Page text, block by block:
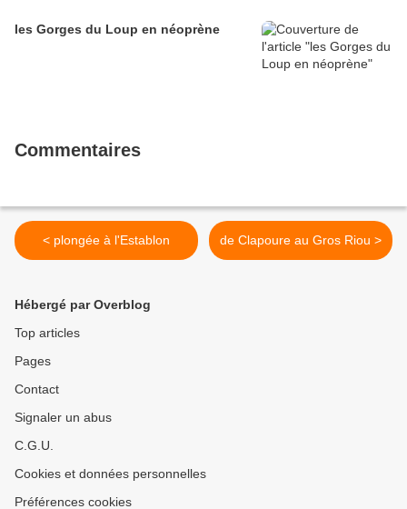
les Gorges du Loup en néoprène
Commentaires
< plongée à l'Establon de Clapoure au Gros Riou >
Hébergé par Overblog
Top articles
Pages
Contact
Signaler un abus
C.G.U.
Cookies et données personnelles
Préférences cookies